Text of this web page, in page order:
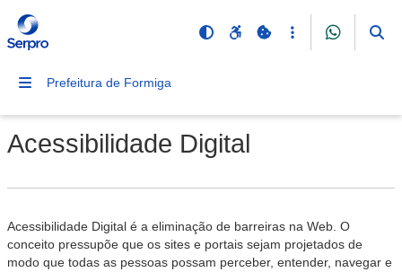
Prefeitura de Formiga
Acessibilidade Digital
Acessibilidade Digital é a eliminação de barreiras na Web. O
conceito pressupõe que os sites e portais sejam projetados de
modo que todas as pessoas possam perceber, entender, navegar e